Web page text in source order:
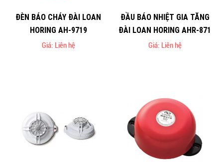
ĐÈN BÁO CHÁY ĐÀI LOAN
HORING AH-9719
Giá: Liên hệ
ĐẦU BÁO NHIỆT GIA TĂNG
ĐÀI LOAN HORING AHR-871
Giá: Liên hệ